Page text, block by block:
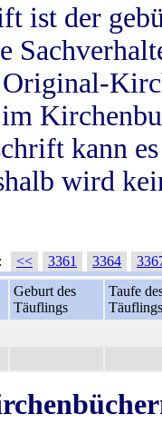
ist der
kann
wird
<< 3361 3364
Geburt des
Täuflings
Taufe
Täuflings